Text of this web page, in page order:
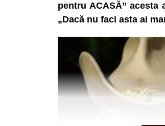
pentru ACASĂ”
„Dacă nu faci asta ai